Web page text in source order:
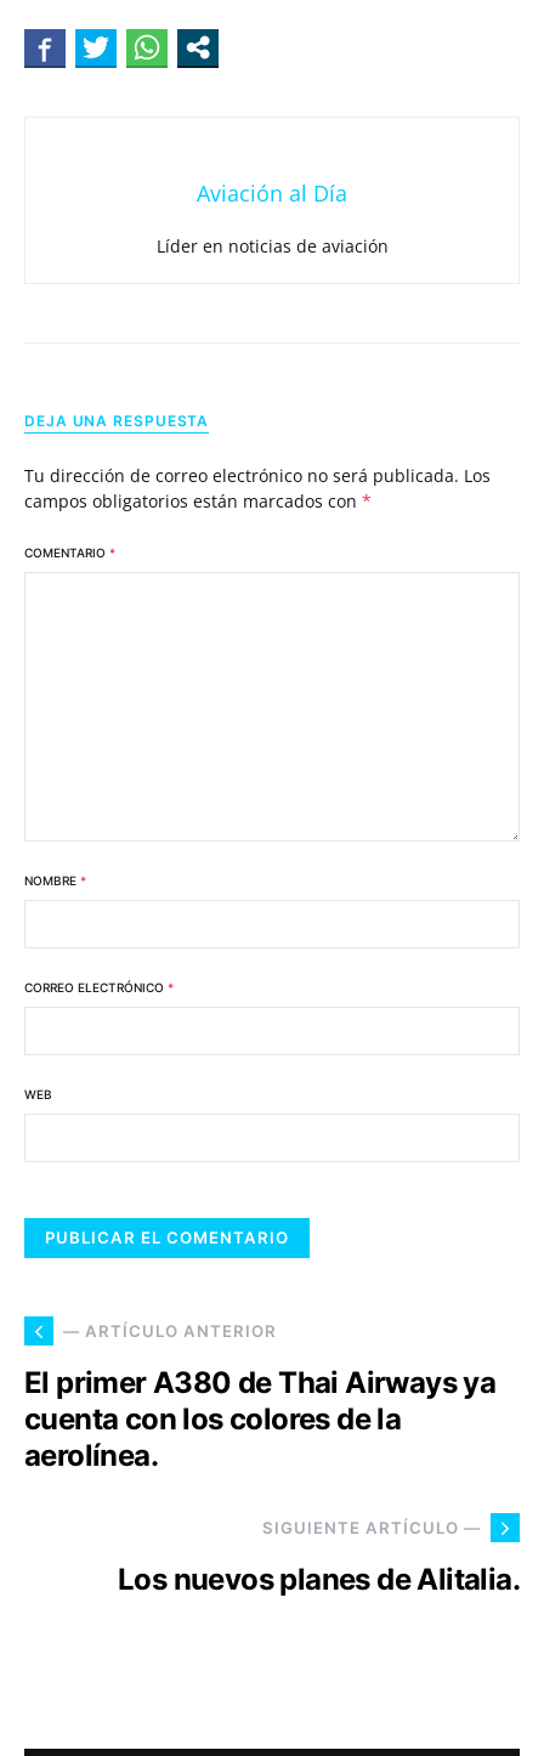
Aviación al Día
Líder en noticias de aviación
DEJA UNA RESPUESTA
Tu dirección de correo electrónico no será publicada. Los
campos obligatorios están marcados con *
COMENTARIO *
NOMBRE *
CORREO ELECTRÓNICO *
WEB
— ARTÍCULO ANTERIOR
El primer A380 de Thai Airways ya
cuenta con los colores de la
aerolínea.
SIGUIENTE ARTÍCULO —
Los nuevos planes de Alitalia.